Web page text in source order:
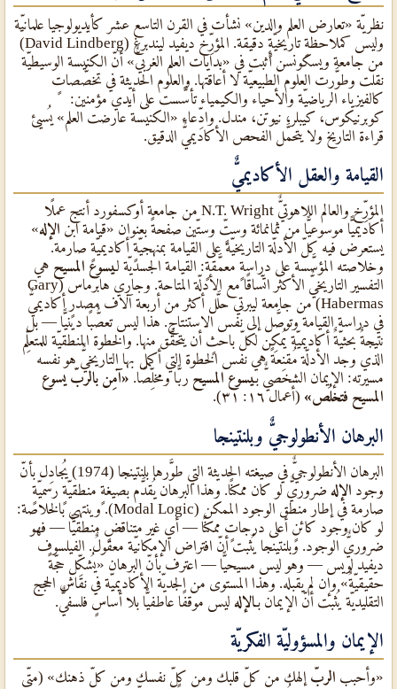
نظريّة «تعارض العلم والدين» نشأت في القرن التاسع عشر كأيديولوجيا علمانيّة
وليس كملاحظةٍ تاريخيّةٍ دقيقة. المؤرِّخ ديفيد ليندبرغ (David Lindberg)
من جامعة ويسكونسن أثبت في «بدايات العلم الغربيٌّ» أنّ الكنيسة الوسيطيّة
نقلت وطوَّرت العلوم الطبيعيّة لا أعاقتها. والعلوم الحديثة في تخصُّصاتٍ
كالفيزياء الرياضيّة والأحياء والكيمياء تأسَّست على أيدي مؤمنين:
كوبرنيكوس، كيبلر، نيوتن، مندل. وادِّعاء «الكنيسة عارضت العلم» يُسيئ
قراءة التاريخ ولا يتحمَّل الفحص الأكاديميٌّ الدقيق.
القيامة والعقل الأكاديميٌّ
المؤرِّخ والعالم اللاهوتيٌّ N.T. Wright من جامعة أوكسفورد أنتج عملًا
أكاديميًّا موسوعيًّا من ثمانمائة وستٍّ وستّين صفحةً بعنوان «قيامة ابن الإله»
يستعرض فيه كلّ الأدلّة التاريخيّة على القيامة بمنهجيّةٍ أكاديميّةٍ صارمة.
وخلاصته المؤسَّسة على دراسةٍ معمَّقةٍ: القيامة الجسديّة لـيسوع المسيح هي
التفسير التاريخيٌّ الأكثر اتّساقًا مع الأدلّة المتاحة. وجاري هابرماس (Gary
Habermas) من جامعة ليبرتي حلَّل أكثر من أربعة آلاف مصدرٍ أكاديميٌّ
في دراسة القيامة وتوصَّل إلى نفس الاستنتاج. هذا ليس تعصُّبًا دينيًّا — بل
نتيجةٌ بحثيّةٌ أكاديميّة يُمكِن لكلّ باحثٍ أن يتحقَّق منها. والخطوة المنطقيّة للمتعلِّم
الذي وجد الأدلّة مُقنِعةً هي نفس الخطوة التي أكمل بها التاريخيٌّ هو نفسه
مسيرته: الإيمان الشخصيٌّ بـيسوع المسيح ربًّا ومخلِّصًا. «آمِن بالربّ يسوع
المسيح فتخلُص» (أعمال ١٦: ٣١).
البرهان الأنطولوجيٌّ وبلنتينجا
البرهان الأنطولوجيٌّ في صيغته الحديثة التي طوَّرها بلنتينجا (1974) يُجادِل بأنّ
وجود الإله ضروريٌّ لو كان ممكنًا. وهذا البرهان يُقدَّم بصيغةٍ منطقيّةٍ رسميّةٍ
صارمة في إطار منطق الوجود الممكن (Modal Logic). وينتهي بالخلاصة:
لو كان وجود كائنٍ أعلى درجاتٍ ممكنًا — أي غير متناقضٍ منطقيًّا — فهو
ضروريٌّ الوجود. وبلنتينجا يُثبت أنّ افتراض الإمكانيّة معقولٌ. الفيلسوف
ديفيد لويس — وهو ليس مسيحيًّا — اعترف بأنّ البرهان «يُشكِّل حجّةً
حقيقيّةٌ» وإن لم يقبله. وهذا المستوى من الجديّة الأكاديميّة في نقاش الحجج
التقليديّة يُثبت أنّ الإيمان بـالإله ليس موقفًا عاطفيًّا بلا أساسٍ فلسفيٌّ.
الإيمان والمسؤوليّة الفكريّة
«وأحبب الربّ إلهك من كلّ قلبك ومن كلّ نفسك ومن كلّ ذهنك» (متّى